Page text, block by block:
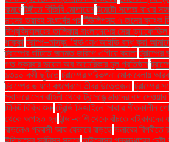
কমবে টঙ্গীতে বিজিবি মোতায়েন টমেটো সতেজ রাখার
মাসের ভয়াবহ সংঘর্ষের পর টিউলিপসহ ৭ জনের ব্যাংক
বিশ্ববিদ্যালয়ের তালিকায় বাংলাদেশের সেরা ড্যাফোডিল
ধাক্কা ট্রাম্প–মাস্ক: ‘ইউএসএআইডি বন্ধ করা
ট্রাম্পের ঘাঁটিতে জনমত জরিপে এগিয়ে কমলা
গত শুক্রবার ভয়েস অব আমেরিকার মূল প্রতিষ্ঠান
১৩০০ কর্মী ছুটিতে ট্রাম্পের পরিকল্পনা মোকাবেলায়
ট্রাম্পের ভাষণে কংগ্রেসে তীব্র উত্তেজনা ট্রাম্পের
স্বাক্ষরে সেনাবাহিনী থেকে ট্রান্সজেন্ডারদের বাদ
টিকিট বিক্রি শুরু ট্রেন্ডি ডিজাইনে 'সারা'র শীতকালীন
থেকে অপহৃত হন ঠান্ডা-কাশি থেকে বাঁচতে বাইকারদের
বাড়লেও প্রবাসী আয় যেভাবে বাড়ছে ডলারের